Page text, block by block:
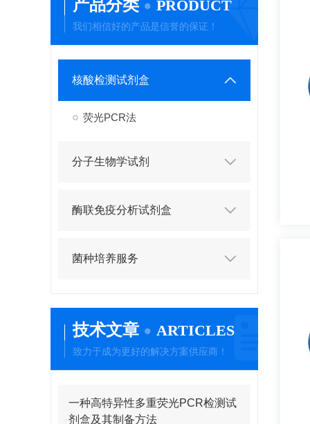
产品分类 PRODUCT
我们相信好的产品是信誉的保证！
核酸检测试剂盒
荧光PCR法
分子生物学试剂
酶联免疫分析试剂盒
菌种培养服务
技术文章 ARTICLES
致力于成为更好的解决方案供应商！
一种高特异性多重荧光PCR检测试
剂盒及其制备方法